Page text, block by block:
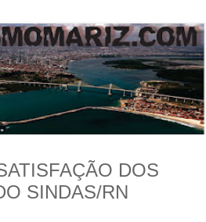
DOS
SINDAS/RN